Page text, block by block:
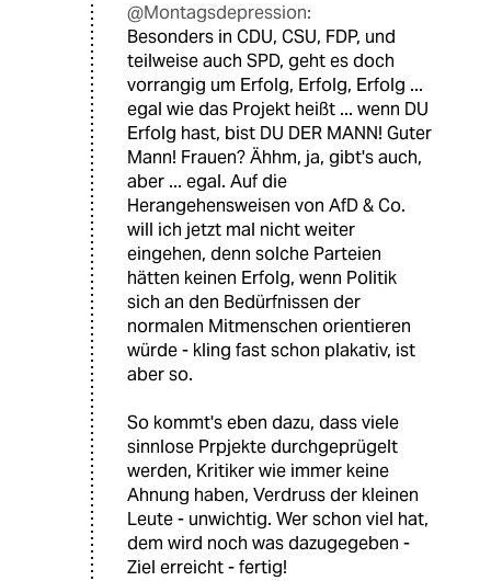
@Montagsdepression:
Besonders in CDU, CSU, FDP, und
teilweise auch SPD, geht es doch
vorrangig um Erfolg, Erfolg, Erfolg ...
egal wie das Projekt heißt ... wenn DU
Erfolg hast, bist DU DER MANN! Guter
Mann! Frauen? Ähhm, ja, gibt's auch,
aber ... egal. Auf die
Herangehensweisen von AfD & Co.
will ich jetzt mal nicht weiter
eingehen, denn solche Parteien
hätten keinen Erfolg, wenn Politik
sich an den Bedürfnissen der
normalen Mitmenschen orientieren
würde - kling fast schon plakativ, ist
aber so.
So kommt's eben dazu, dass viele
sinnlose Prpjekte durchgeprügelt
werden, Kritiker wie immer keine
Ahnung haben, Verdruss der kleinen
Leute - unwichtig. Wer schon viel hat,
dem wird noch was dazugegeben -
Ziel erreicht - fertig!